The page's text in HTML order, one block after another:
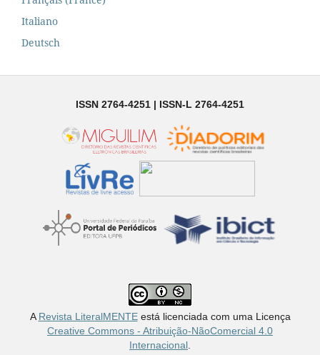
Italiano
Deutsch
ISSN 2764-4251 | ISSN-L 2764-4251
A Revista LiteralMENTEestá licenciada com uma Licença
Creative Commons - Atribuição-NãoComercial 4.0
Internacional